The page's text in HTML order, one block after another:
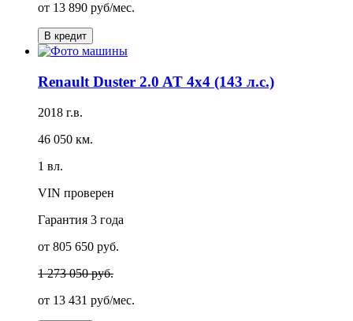
от 13 890 руб/мес.
В кредит
Renault Duster 2.0 AT 4x4 (143 л.с.)
2018 г.в.
46 050 км.
1 вл.
VIN проверен
Гарантия 3 года
от 805 650 руб.
1 273 050 руб.
от 13 431 руб/мес.